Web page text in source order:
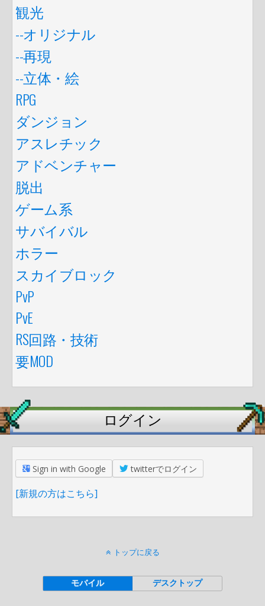
観光
--オリジナル
--再現
--立体・絵
RPG
ダンジョン
アスレチック
アドベンチャー
脱出
ゲーム系
サバイバル
ホラー
スカイブロック
PvP
PvE
RS回路・技術
要MOD
ログイン
Sign in with Google twitterでログイン
[新規の方はこちら]
トップに戻る
モバイル デスクトップ